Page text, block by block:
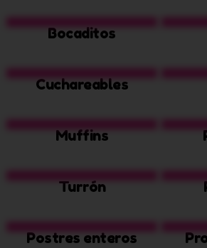
Bocaditos
Cuchareables
Muffins
Turrón
Postres enteros